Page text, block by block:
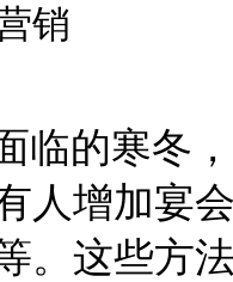
销
临的寒冬
人增加宴
。这些方